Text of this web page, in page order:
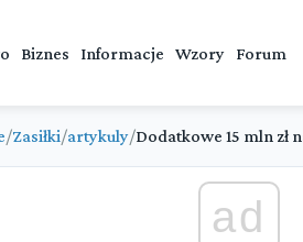
Biznes Informacje Wzory Forum
/Zasiłki/artykuly/Dodatkowe 15 mln zł
ad